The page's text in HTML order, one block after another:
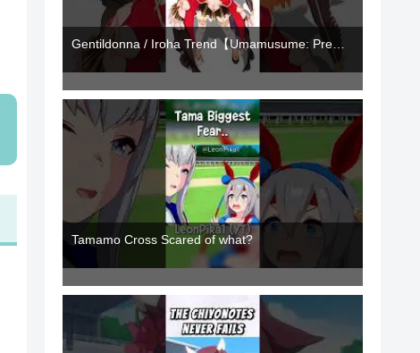
Gentildonna / Iroha Trend【Umamusume: Pre…
Tamamo Cross Scared of what?